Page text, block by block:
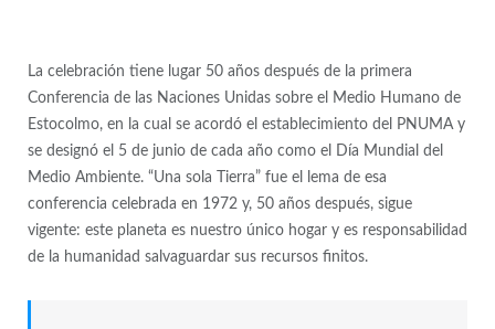
La celebración tiene lugar 50 años después de la primera
Conferencia de las Naciones Unidas sobre el Medio Humano de
Estocolmo, en la cual se acordó el establecimiento del PNUMA y
se designó el 5 de junio de cada año como el Día Mundial del
Medio Ambiente. “Una sola Tierra” fue el lema de esa
conferencia celebrada en 1972 y, 50 años después, sigue
vigente: este planeta es nuestro único hogar y es responsabilidad
de la humanidad salvaguardar sus recursos finitos.